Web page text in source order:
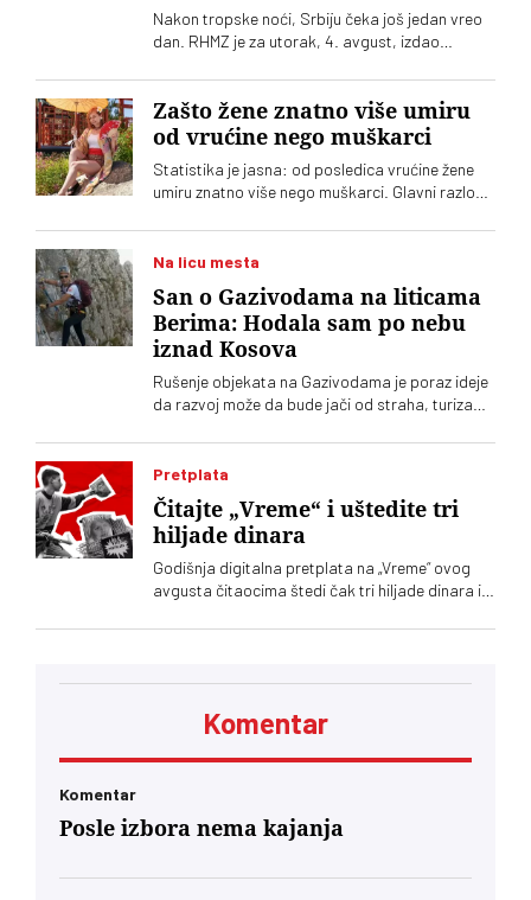
Nakon tropske noći, Srbiju čeka još jedan vreo
dan. RHMZ je za utorak, 4. avgust, izdao
toplotnog talasa nam tek predstoji
Zašto žene znatno više umiru
od vrućine nego muškarci
Statistika je jasna: od posledica vrućine žene
umiru znatno više nego muškarci. Glavni razlog,
Na licu mesta
San o Gazivodama na liticama
Berima: Hodala sam po nebu
iznad Kosova
Rušenje objekata na Gazivodama je poraz ideje
da razvoj može da bude jači od straha, turizam
zato što vide budućnost, a ne zato što nemaju
gde da odu. Da drugi, poput mene, ovde mogu
da dolaze po svoje sopstvene životne lekcije
Pretplata
Čitajte „Vreme“ i uštedite tri
hiljade dinara
Godišnja digitalna pretplata na „Vreme“ ovog
avgusta čitaocima štedi čak tri hiljade dinara i
Komentar
Komentar
Posle izbora nema kajanja